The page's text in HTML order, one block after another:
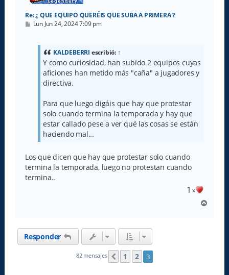
Re: ¿ QUE EQUIPO QUERÉIS QUE SUBA A PRIMERA ?
M
Lun Jun 24, 2024 7:09 pm
KALDEBERRI escribió: ↑
Y como curiosidad, han subido 2 equipos cuyas
aficiones han metido más "caña" a jugadores y
directiva.
Para que luego digáis que hay que protestar
solo cuando termina la temporada y hay que
estar callado pese a ver qué las cosas se están
haciendo mal...
Los que dicen que hay que protestar solo cuando
termina la temporada, luego no protestan cuando
termina..
1 x
Responder
82 mensajes Anterior
1 2 3